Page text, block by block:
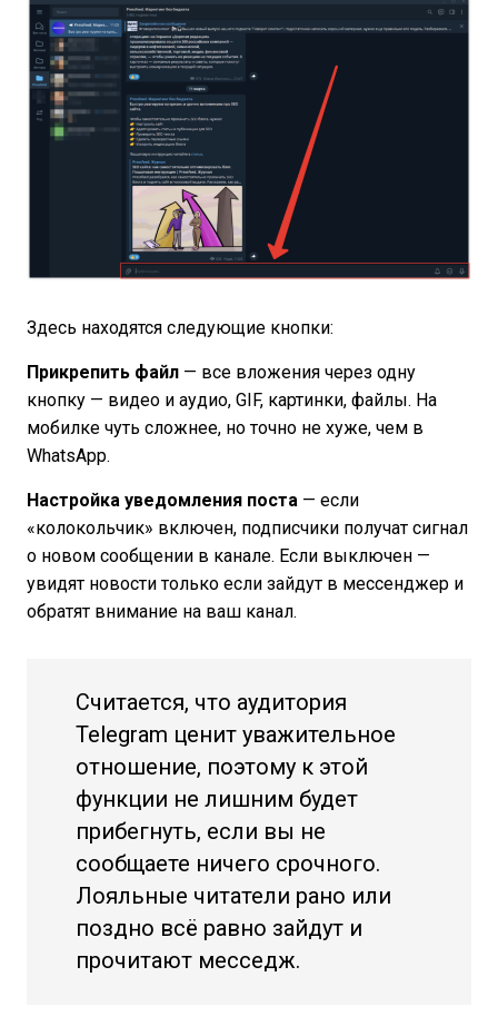
Здесь находятся следующие кнопки:
Прикрепить файл — все вложения через одну
кнопку — видео и аудио, GIF, картинки, файлы. На
мобилке чуть сложнее, но точно не хуже, чем в
WhatsApp.
Настройка уведомления поста — если
«колокольчик» включен, подписчики получат сигнал
о новом сообщении в канале. Если выключен —
увидят новости только если зайдут в мессенджер и
обратят внимание на ваш канал.
Считается, что аудитория
Telegram ценит уважительное
отношение, поэтому к этой
функции не лишним будет
прибегнуть, если вы не
сообщаете ничего срочного.
Лояльные читатели рано или
поздно всё равно зайдут и
прочитают месседж.